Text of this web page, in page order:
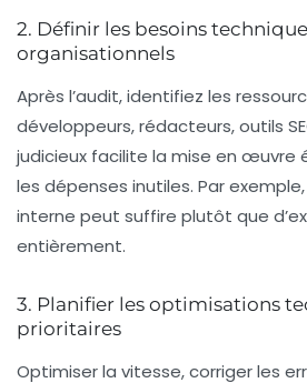
2. Définir les besoins
organisationnels
Après l’audit, identifiez les
développeurs, rédacteurs, outils
judicieux facilite la mise en œuvre
les dépenses inutiles. Par
interne peut suffire plutôt que
entièrement.
3. Planifier les optimisations
prioritaires
Optimiser la vitesse, corriger les